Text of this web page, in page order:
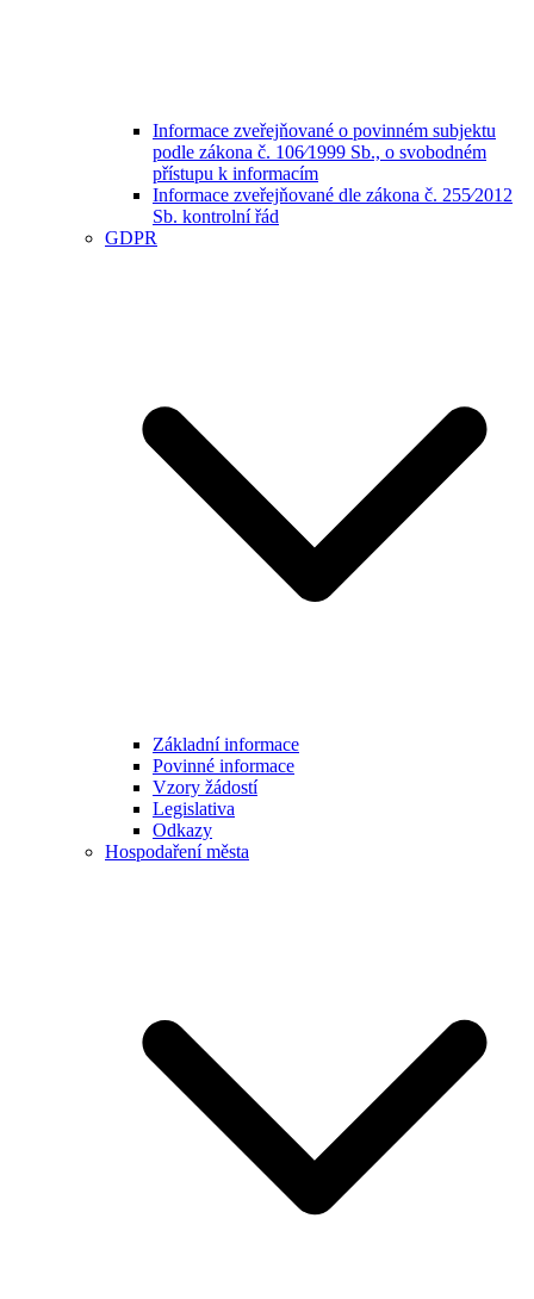
Informace zveřejňované o povinném subjektu
podle zákona č. 106⁄1999 Sb., o svobodném
přístupu k informacím
Informace zveřejňované dle zákona č. 255⁄2012
Sb. kontrolní řád
GDPR
Základní informace
Povinné informace
Vzory žádostí
Legislativa
Odkazy
Hospodaření města